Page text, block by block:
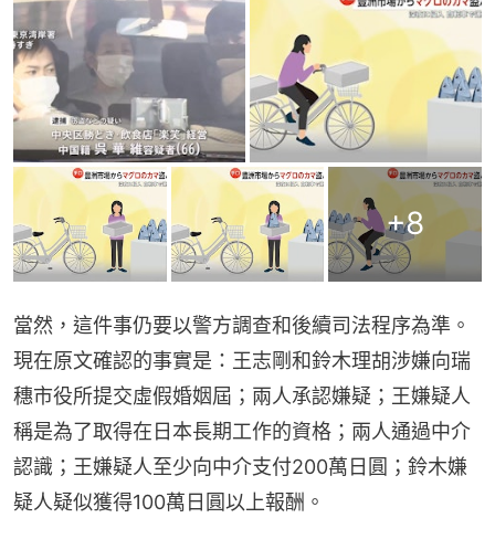
+8
當然，這件事仍要以警方調查和後續司法程序為準。
現在原文確認的事實是：王志剛和鈴木理胡涉嫌向瑞
穗市役所提交虛假婚姻屆；兩人承認嫌疑；王嫌疑人
稱是為了取得在日本長期工作的資格；兩人通過中介
認識；王嫌疑人至少向中介支付200萬日圓；鈴木嫌
疑人疑似獲得100萬日圓以上報酬。